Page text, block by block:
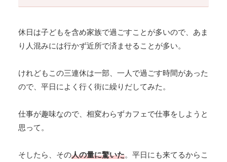
休日は子どもを含め家族で過ごすことが多いので、あま
り人混みには行かず近所で済ませることが多い。
けれどもこの三連休は一部、一人で過ごす時間があった
ので、平日によく行く街に繰りだしてみた。
仕事が趣味なので、相変わらずカフェで仕事をしようと
思って。
そしたら、その人の量に驚いた。平日にも来てるからこ